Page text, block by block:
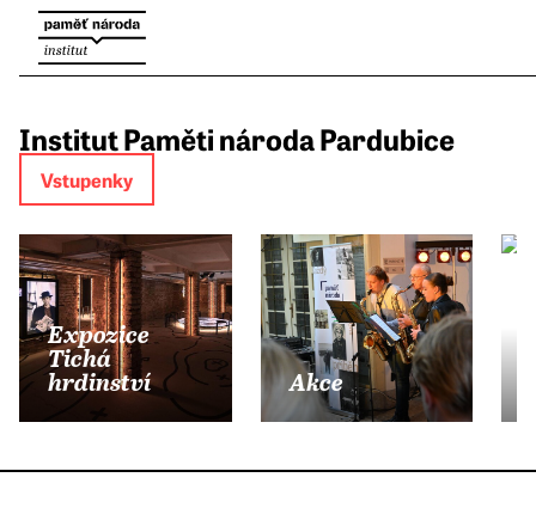
Institut Paměti národa Pardubice
Vstupenky
Expozice
Tichá
hrdinství Akce